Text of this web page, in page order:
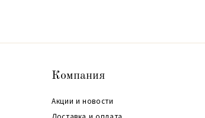
Компания
Акции и новости